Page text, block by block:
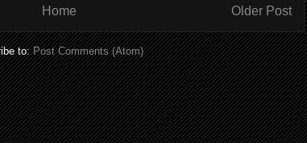
Older Post
Home
to:Post Comments (Atom)